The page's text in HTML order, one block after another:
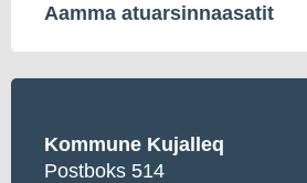
Aamma atuarsinnaasatit
Kommune Kujalleq
Postboks 514